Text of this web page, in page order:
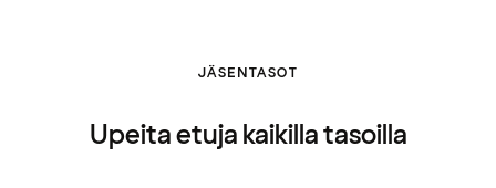
JÄSENTASOT
Upeita etuja kaikilla tasoilla